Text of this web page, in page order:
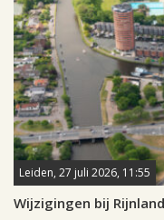
Leiden, 27 juli 2026, 11:55
Wijzigingen bij